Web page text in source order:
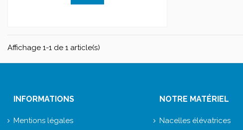
Affichage 1-1 de 1 article(s)
INFORMATIONS
Mentions légales
NOTRE MATÉRIEL
Nacelles élévatrices